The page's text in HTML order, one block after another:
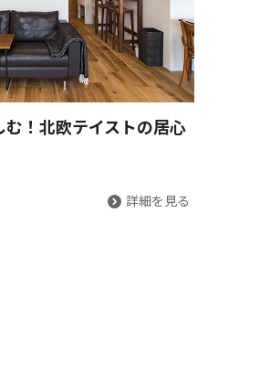
！北欧テイストの居心
詳細を見る